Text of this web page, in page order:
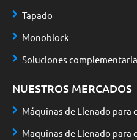
Tapado
Monoblock
Soluciones
NUESTROS MERCADOS
Máquinas de Llenado para
Maquinas de Llenado para